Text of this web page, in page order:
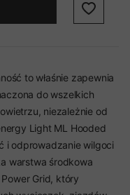
to właśnie zapewnia
do wszelkich
niezależnie od
Light ML Hooded
i odprowadzanie wilgoci
warstwa środkowa
Grid, który